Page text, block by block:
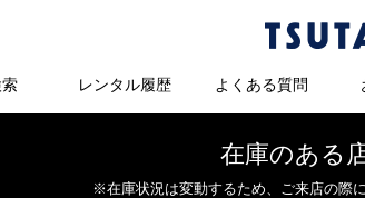
レンタル履歴 よくある質問
在庫のある
※在庫状況は変動するため、 ご来店の際